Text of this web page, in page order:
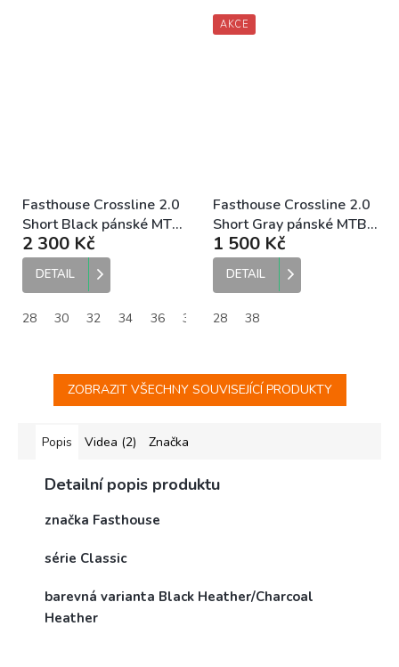
Fasthouse Crossline 2.0
Short Black pánské MTB
kraťasy
2 300 Kč
DETAIL
28 30 32 34 36 38 40 42
AKCE
Fasthouse Crossline 2.0
Short Gray pánské MTB
kraťasy
1 500 Kč
DETAIL
28 38
ZOBRAZIT VŠECHNY SOUVISEJÍCÍ PRODUKTY
Popis Videa (2) Značka
Detailní popis produktu
značka Fasthouse
série Classic
barevná varianta Black Heather/Charcoal
Heather